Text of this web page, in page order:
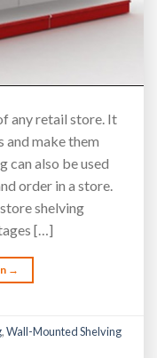
any retail store. It
and make them
can also be used
order in a store.
shelving
[…]
→
,Wall-Mounted Shelving